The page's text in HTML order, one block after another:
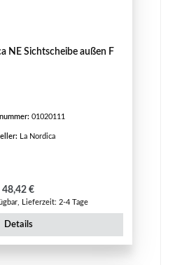
NE Sichtscheibe außen F
01020111
La Nordica
Regulärer Preis:
48,42 €
Lieferzeit: 2-4 Tage
Details